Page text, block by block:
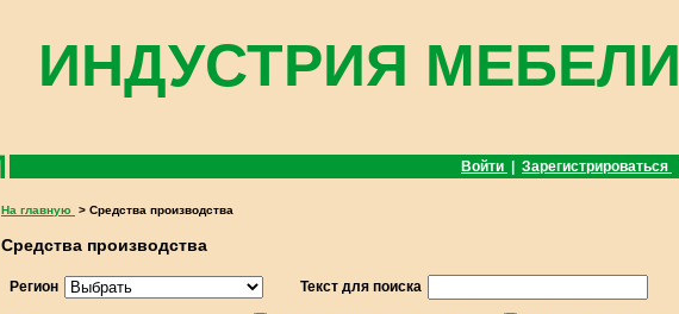
ИНДУСТРИЯ МЕБЕЛИ
Войти Зарегистрироваться
На главную > Средства производства
Средства производства
Регион Текст для поиска